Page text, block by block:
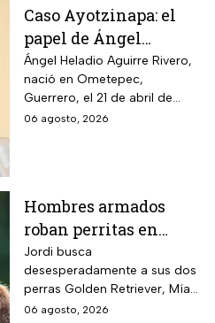
Caso Ayotzinapa: el
papel de Ángel
Aguirre en la
desaparición de los
normalistas en 2014
Ángel Heladio Aguirre Rivero,
nació en Ometepec,
Guerrero, el 21 de abril de
1956. Estudió la Licenciatura
06 agosto, 2026
Hombres armados
roban perritas en
Veracruz
Jordi busca
desesperadamente a sus dos
perras Golden Retriever, Mía y
Camila, de seis años, robadas
06 agosto, 2026